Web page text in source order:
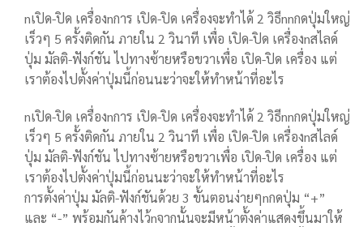
nเปิด-ปิด เครื่องnการ เปิด-ปิด เครื่องจะทำได้ 2 วิธีnnกดปุ่มใหญ่
เร็วๆ 5 ครั้งติดกัน ภายใน 2 วินาที เพื่อ เปิด-ปิด เครื่องnสไลด์
ปุ่ม มัลติ-ฟังก์ชัน ไปทางซ้ายหรือขวาเพื่อ เปิด-ปิด เครื่อง แต่
เราต้องไปตั้งค่าปุ่มนี้ก่อนนะว่าจะให้ทำหน้าที่อะไร
nเปิด-ปิด เครื่องnการ เปิด-ปิด เครื่องจะทำได้ 2 วิธีnnกดปุ่มใหญ่
เร็วๆ 5 ครั้งติดกัน ภายใน 2 วินาที เพื่อ เปิด-ปิด เครื่องnสไลด์
ปุ่ม มัลติ-ฟังก์ชัน ไปทางซ้ายหรือขวาเพื่อ เปิด-ปิด เครื่อง แต่
เราต้องไปตั้งค่าปุ่มนี้ก่อนนะว่าจะให้ทำหน้าที่อะไร
การตั้งค่าปุ่ม มัลติ-ฟังก์ชันด้วย 3 ขั้นตอนง่ายๆnกดปุ่ม “+”
และ “-” พร้อมกันค้างไว้nจากนั้นจะมีหน้าตั้งค่าแสดงขึ้นมาให้